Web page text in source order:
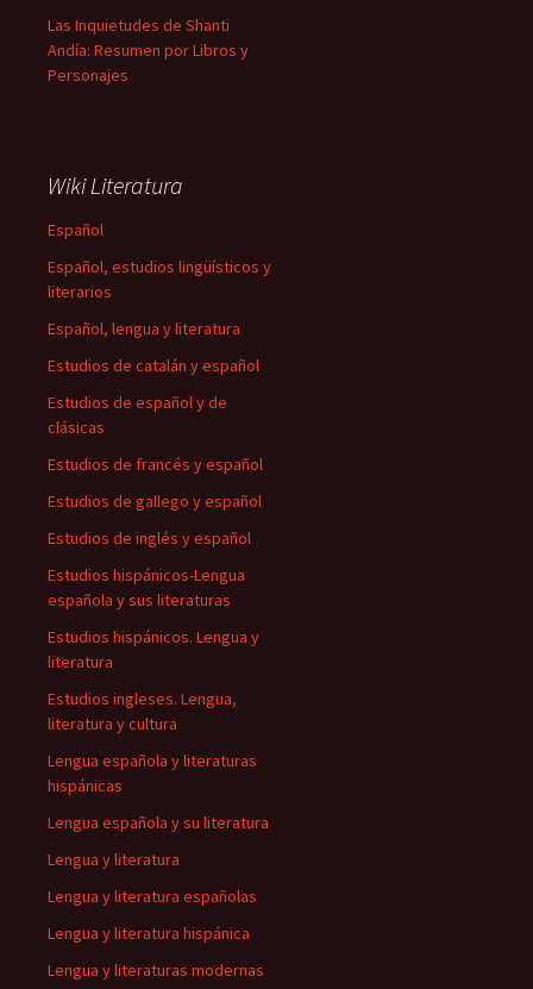
Las Inquietudes de Shanti
Andía: Resumen por Libros y
Personajes
Wiki Literatura
Español
Español, estudios lingüísticos y
literarios
Español, lengua y literatura
Estudios de catalán y español
Estudios de español y de
clásicas
Estudios de francés y español
Estudios de gallego y español
Estudios de inglés y español
Estudios hispánicos-Lengua
española y sus literaturas
Estudios hispánicos. Lengua y
literatura
Estudios ingleses. Lengua,
literatura y cultura
Lengua española y literaturas
hispánicas
Lengua española y su literatura
Lengua y literatura
Lengua y literatura españolas
Lengua y literatura hispánica
Lengua y literaturas modernas